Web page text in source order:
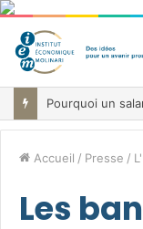
Accueil / Presse /
Les